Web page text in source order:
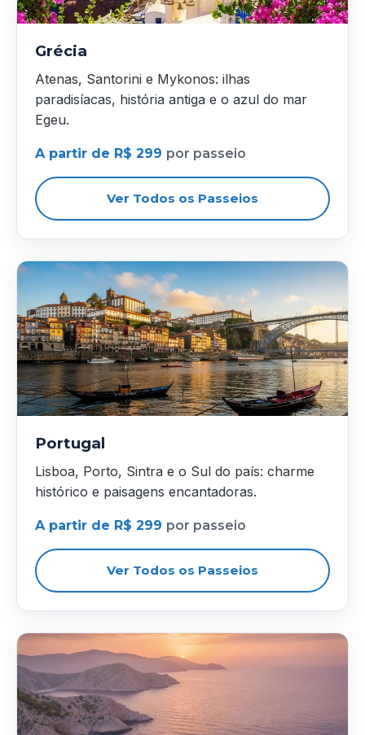
Grécia
Atenas, Santorini e Mykonos: ilhas
paradisíacas, história antiga e o azul do mar
Egeu.
A partir de R$ 299 por passeio
Ver Todos os Passeios
Portugal
Lisboa, Porto, Sintra e o Sul do país: charme
histórico e paisagens encantadoras.
A partir de R$ 299 por passeio
Ver Todos os Passeios